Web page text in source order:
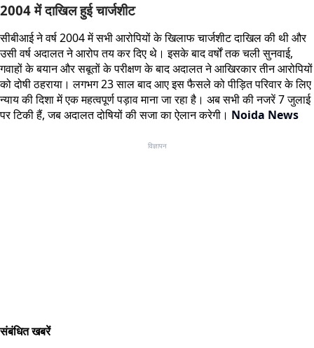
2004 में दाखिल हुई चार्जशीट
सीबीआई ने वर्ष 2004 में सभी आरोपियों के खिलाफ चार्जशीट दाखिल की थी और
उसी वर्ष अदालत ने आरोप तय कर दिए थे। इसके बाद वर्षों तक चली सुनवाई,
गवाहों के बयान और सबूतों के परीक्षण के बाद अदालत ने आखिरकार तीन आरोपियों
को दोषी ठहराया। लगभग 23 साल बाद आए इस फैसले को पीड़ित परिवार के लिए
न्याय की दिशा में एक महत्वपूर्ण पड़ाव माना जा रहा है। अब सभी की नजरें 7 जुलाई
पर टिकी हैं, जब अदालत दोषियों की सजा का ऐलान करेगी। Noida News
विज्ञापन
संबंधित खबरें